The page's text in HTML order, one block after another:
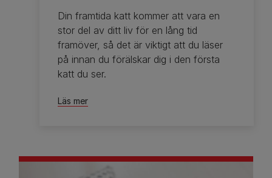
Din framtida katt kommer att vara en
stor del av ditt liv för en lång tid
framöver, så det är viktigt att du läser
på innan du förälskar dig i den första
katt du ser.
Läs mer